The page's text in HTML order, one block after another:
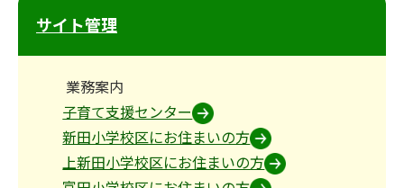
サイト管理
業務案内
子育て支援センター
新田小学校区にお住まいの方
上新田小学校区にお住まいの方